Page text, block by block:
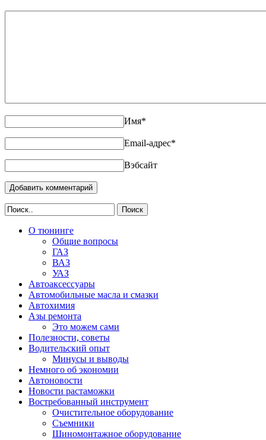
Имя*
Email-адрес*
Вэбсайт
Поиск
О тюнинге
Общие вопросы
ГАЗ
ВАЗ
УАЗ
Автоаксессуары
Автомобильные масла и смазки
Автохимия
Азы ремонта
Это можем сами
Полезности, советы
Водительский опыт
Минусы и выводы
Немного об экономии
Автоновости
Новости растаможки
Востребованный инструмент
Очистительное оборудование
Съемники
Шиномонтажное оборудование